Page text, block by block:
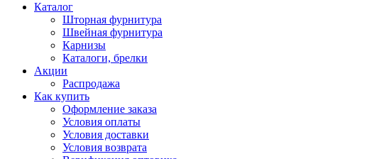
Каталог
Шторная фурнитура
Швейная фурнитура
Карнизы
Каталоги, брелки
Акции
Распродажа
Как купить
Оформление заказа
Условия оплаты
Условия доставки
Условия возврата